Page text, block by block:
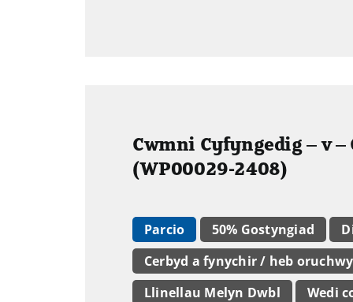
Cwmni Cyfyngedig – v
(WP00029-2408)
Parcio 50% Gostyngiad
Cerbyd a fynychir / heb
Llinellau Melyn Dwbl
Wedi